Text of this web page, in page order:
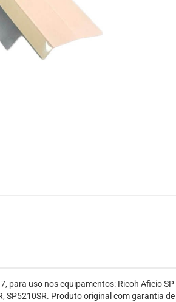
uso nos equipamentos: Ricoh Aficio
SP5210SR. Produto original com garantia